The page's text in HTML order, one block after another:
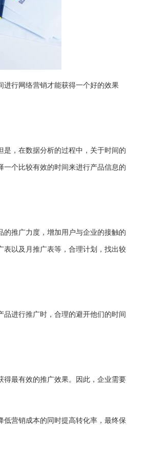
进行网络营销才能获得一个好的效果
，在数据分析的过程中，关于时间的
个比较有效的时间来进行产品信息的
推广力度，增加用户与企业的接触的
表以及月推广表等，合理计划，找出较
进行推广时，合理的避开他们的时间
得最有效的推广效果。因此，企业需要
低营销成本的同时提高转化率，最终保